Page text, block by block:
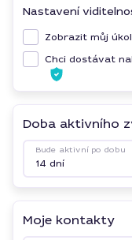
Nastavení
Zobrazit můj
Chci dostávat
Doba aktivního
Bude aktivní po dobu
14 dní
Moje kontakty